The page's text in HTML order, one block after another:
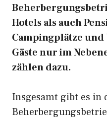
Hotels als auch
Campingplätze
Gäste nur im
zählen dazu.
Insgesamt gibt es in